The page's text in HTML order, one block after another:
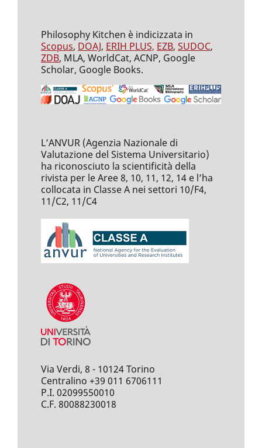
Philosophy Kitchen è indicizzata in
Scopus, DOAJ, ERIH PLUS, EZB, SUDOC,
ZDB, MLA, WorldCat, ACNP, Google
Scholar, Google Books.
L’ANVUR (Agenzia Nazionale di
Valutazione del Sistema Universitario)
ha riconosciuto la scientificità della
rivista per le Aree 8, 10, 11, 12, 14 e l’ha
collocata in Classe A nei settori 10/F4,
11/C2, 11/C4
Via Verdi, 8 - 10124 Torino
Centralino +39 011 6706111
P.I. 02099550010
C.F. 80088230018